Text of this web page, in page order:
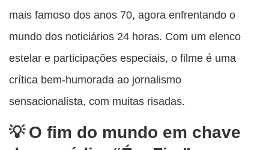
mais famoso dos anos 70, agora enfrentando o
mundo dos noticiários 24 horas. Com um elenco
estelar e participações especiais, o filme é uma
crítica bem-humorada ao jornalismo
sensacionalista, com muitas risadas.
O fim do mundo em chave